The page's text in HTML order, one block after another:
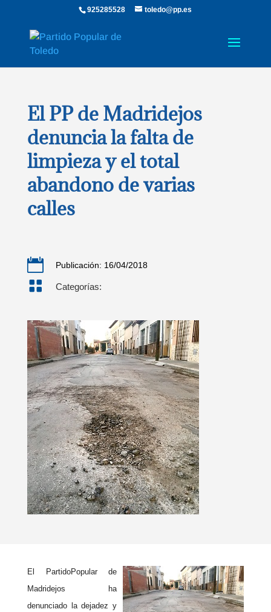
925285528 toledo@pp.es
El PP de Madridejos
denuncia la falta de
limpieza y el total
abandono de varias
calles
 Publicación: 16/04/2018
 Categorías:
El PartidoPopularde
Madridejos ha
denunciado la dejadez y